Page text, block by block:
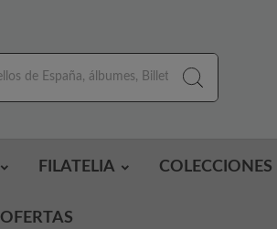
FILATELIA COLECCIONES
OFERTAS